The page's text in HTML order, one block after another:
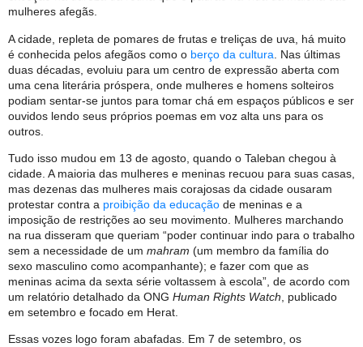
mulheres afegãs.
A cidade, repleta de pomares de frutas e treliças de uva, há muito
é conhecida pelos afegãos como o berço da cultura . Nas últimas
duas décadas, evoluiu para um centro de expressão aberta com
uma cena literária próspera, onde mulheres e homens solteiros
podiam sentar-se juntos para tomar chá em espaços públicos e ser
ouvidos lendo seus próprios poemas em voz alta uns para os
outros.
Tudo isso mudou em 13 de agosto, quando o Taleban chegou à
cidade. A maioria das mulheres e meninas recuou para suas casas,
mas dezenas das mulheres mais corajosas da cidade ousaram
protestar contra a proibição da educação de meninas e a
imposição de restrições ao seu movimento. Mulheres marchando
na rua disseram que queriam “poder continuar indo para o trabalho
sem a necessidade de um mahram (um membro da família do
sexo masculino como acompanhante); e fazer com que as
meninas acima da sexta série voltassem à escola”, de acordo com
um relatório detalhado da ONG Human Rights Watch , publicado
em setembro e focado em Herat.
Essas vozes logo foram abafadas. Em 7 de setembro, os